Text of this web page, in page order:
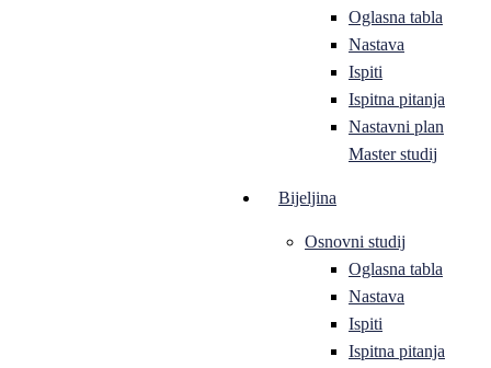
Oglasna tabla
Nastava
Ispiti
Ispitna pitanja
Nastavni plan
Master studij
Bijeljina
Osnovni studij
Oglasna tabla
Nastava
Ispiti
Ispitna pitanja